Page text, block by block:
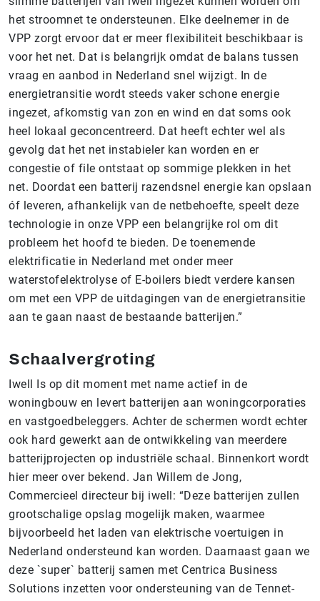
het stroomnet te ondersteunen. Elke deelnemer in de
VPP zorgt ervoor dat er meer flexibiliteit beschikbaar is
voor het net. Dat is belangrijk omdat de balans tussen
vraag en aanbod in Nederland snel wijzigt. In de
energietransitie wordt steeds vaker schone energie
ingezet, afkomstig van zon en wind en dat soms ook
heel lokaal geconcentreerd. Dat heeft echter wel als
gevolg dat het net instabieler kan worden en er
congestie of file ontstaat op sommige plekken in het
net. Doordat een batterij razendsnel energie kan opslaan
óf leveren, afhankelijk van de netbehoefte, speelt deze
technologie in onze VPP een belangrijke rol om dit
probleem het hoofd te bieden. De toenemende
elektrificatie in Nederland met onder meer
waterstofelektrolyse of E-boilers biedt verdere kansen
om met een VPP de uitdagingen van de energietransitie
aan te gaan naast de bestaande batterijen.”
Schaalvergroting
Iwell Is op dit moment met name actief in de
woningbouw en levert batterijen aan woningcorporaties
en vastgoedbeleggers. Achter de schermen wordt echter
ook hard gewerkt aan de ontwikkeling van meerdere
batterijprojecten op industriële schaal. Binnenkort wordt
hier meer over bekend. Jan Willem de Jong,
Commercieel directeur bij iwell: “Deze batterijen zullen
grootschalige opslag mogelijk maken, waarmee
bijvoorbeeld het laden van elektrische voertuigen in
Nederland ondersteund kan worden. Daarnaast gaan we
deze `super` batterij samen met Centrica Business
Solutions inzetten voor ondersteuning van de Tennet-